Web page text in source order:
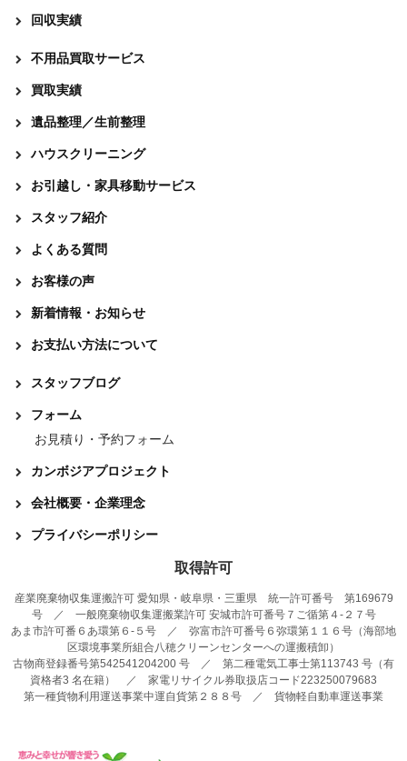
回収実績
不用品買取サービス
買取実績
遺品整理／生前整理
ハウスクリーニング
お引越し・家具移動サービス
スタッフ紹介
よくある質問
お客様の声
新着情報・お知らせ
お支払い方法について
スタッフブログ
フォーム
お見積り・予約フォーム
カンボジアプロジェクト
会社概要・企業理念
プライバシーポリシー
取得許可
産業廃棄物収集運搬許可 愛知県・岐阜県・三重県 統一許可番号 第169679
号 ／ 一般廃棄物収集運搬業許可 安城市許可番号７ご循第４-２７号
あま市許可番６あ環第６-５号 ／ 弥富市許可番号６弥環第１１６号（海部地
区環境事業所組合八穂クリーンセンターへの運搬積卸）
古物商登録番号第542541204200 号 ／ 第二種電気工事士第113743 号（有
資格者3 名在籍） ／ 家電リサイクル券取扱店コード223250079683
第一種貨物利用運送事業中運自貨第２８８号 ／ 貨物軽自動車運送事業